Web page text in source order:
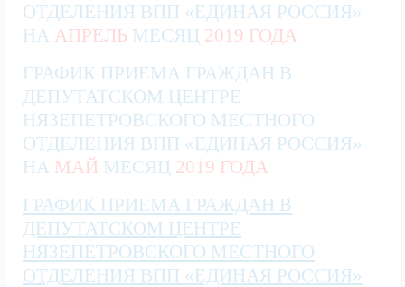
ОТДЕЛЕНИЯ ВПП «ЕДИНАЯ РОССИЯ»
НА АПРЕЛЬ МЕСЯЦ 2019 ГОДА
ГРАФИК ПРИЕМА ГРАЖДАН В
ДЕПУТАТСКОМ ЦЕНТРЕ
НЯЗЕПЕТРОВСКОГО МЕСТНОГО
ОТДЕЛЕНИЯ ВПП «ЕДИНАЯ РОССИЯ»
НА МАЙ МЕСЯЦ 2019 ГОДА
ГРАФИК ПРИЕМА ГРАЖДАН В
ДЕПУТАТСКОМ ЦЕНТРЕ
НЯЗЕПЕТРОВСКОГО МЕСТНОГО
ОТДЕЛЕНИЯ ВПП «ЕДИНАЯ РОССИЯ»